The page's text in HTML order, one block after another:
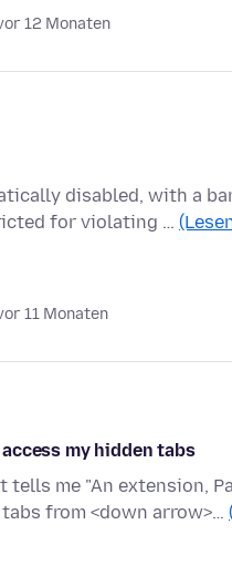
12 Monaten
disabled, with a
for violating …
11 Monaten
my hidden tabs
me "An extension,
from <down arrow>…